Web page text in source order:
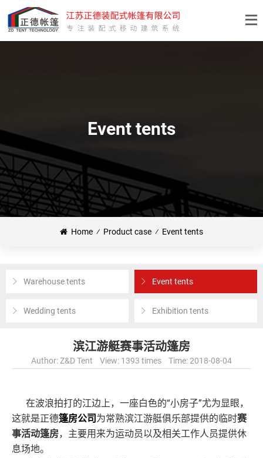
Event tents
Home ⁄ Product case ⁄ Event tents
Warehouse tents Event tents
Wedding tents Exhibition tents
滨江游艇赛事活动篷房
Author: Z&D Tent View: 1393 times Time: 2018-08-04
在波浪拍打的江边上，一座白色的“小房子”尤为显眼，
这就是正德篷房公司 为常熟滨江游艇俱乐部提供的临时赛
事活动篷房，主要用来为运动员以及相关工作人员提供休
息场地。